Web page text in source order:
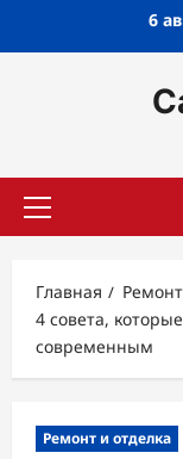
6
Основное
Главная
4 совета,
современным
Ремонт и отделка